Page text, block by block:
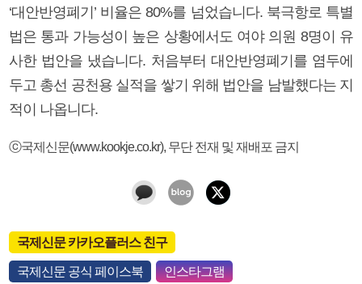
‘대안반영폐기’ 비율은 80%를 넘었습니다. 북극항로 특별
법은 통과 가능성이 높은 상황에서도 여야 의원 8명이 유
사한 법안을 냈습니다. 처음부터 대안반영폐기를 염두에
두고 총선 공천용 실적을 쌓기 위해 법안을 남발했다는 지
적이 나옵니다.
ⓒ국제신문(www.kookje.co.kr), 무단 전재 및 재배포 금지
국제신문 카카오플러스 친구
국제신문 공식 페이스북 인스타그램